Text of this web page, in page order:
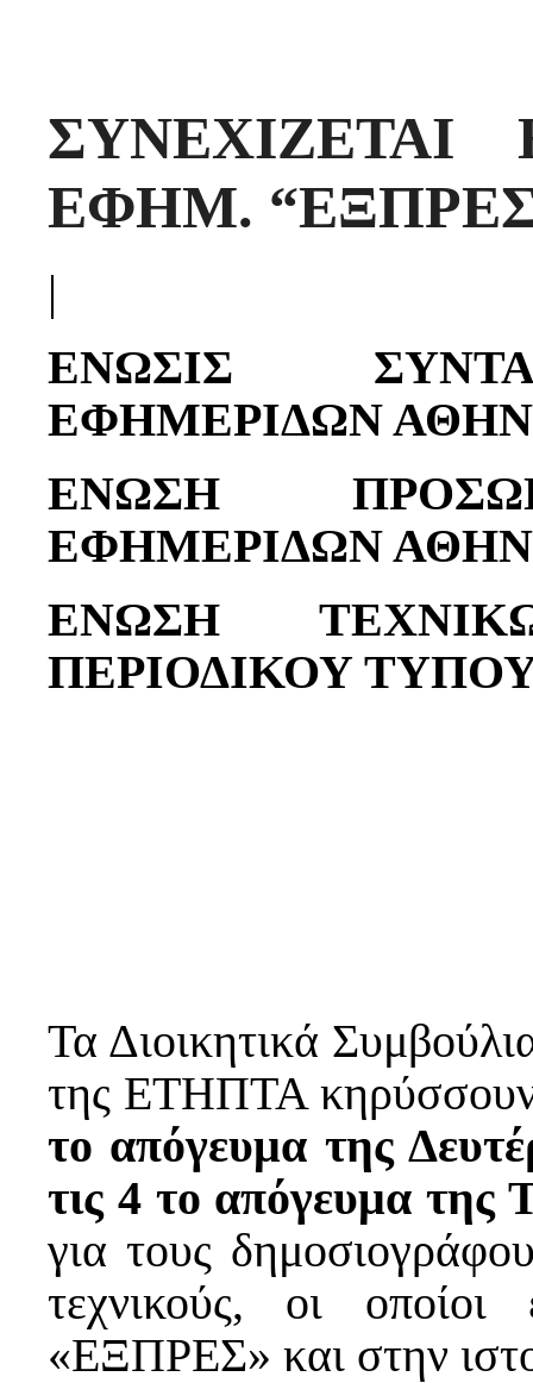
ΕΦΗΜ.
|
ΕΝΩΣΙΣ
ΕΦΗΜΕΡΙΔΩΝ
ΕΝΩΣΗ
ΕΦΗΜΕΡΙΔΩΝ
ΕΝΩΣΗ
ΠΕΡΙΟΔΙΚΟΥ
Τα Διοικητικά
της ΕΤΗΠΤΑ
το απόγευμα της
τις 4 το απόγευμα της
για τους
τεχνικούς, οι οποίοι
«ΕΞΠΡΕΣ» και στην